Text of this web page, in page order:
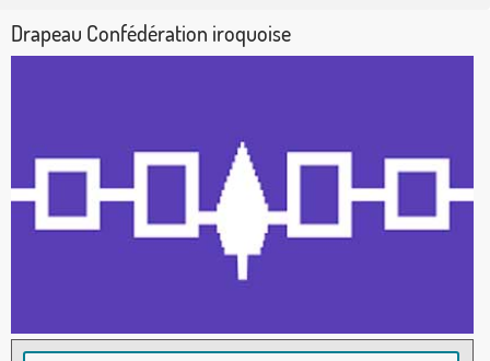
Drapeau Confédération iroquoise